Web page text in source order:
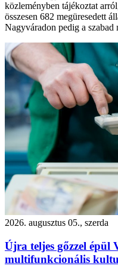
közleményben tájékoztat
összesen 682 megüresedett
Nagyváradon pedig a szabad
2026. augusztus 05., szerda
Újra teljes gőzzel épül
multifunkcionális